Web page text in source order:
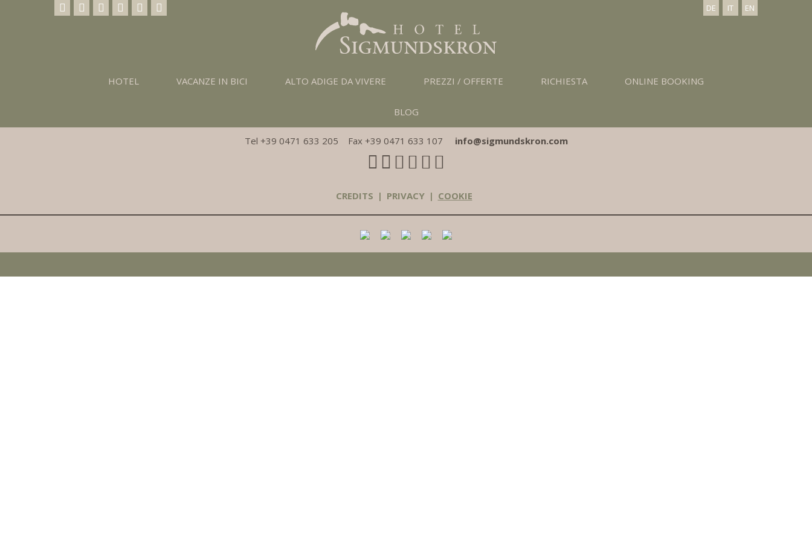
DE IT EN
HOTEL VACANZE IN BICI ALTO ADIGE DA VIVERE PREZZI / OFFERTE RICHIESTA ONLINE BOOKING
BLOG
Tel +39 0471 633 205 Fax +39 0471 633 107 info@sigmundskron.com
CREDITS | PRIVACY | COOKIE